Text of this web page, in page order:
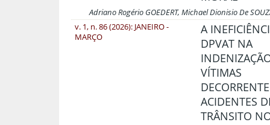
Adriano Rogério GOEDERT, Michael Dionisio De
v. 1, n. 86 (2026): JANEIRO -
MARÇO
A
DPVAT NA
VÍTIMAS
ACIDENTES
TRÂNSITO